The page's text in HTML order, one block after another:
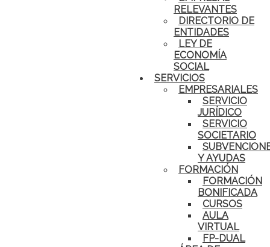
RELEVANTES
DIRECTORIO DE
ENTIDADES
LEY DE
ECONOMÍA
SOCIAL
SERVICIOS
EMPRESARIALES
SERVICIO
JURÍDICO
SERVICIO
SOCIETARIO
Y AYUDAS
FORMACIÓN
FORMACIÓN
BONIFICADA
CURSOS
AULA
VIRTUAL
FP-DUAL